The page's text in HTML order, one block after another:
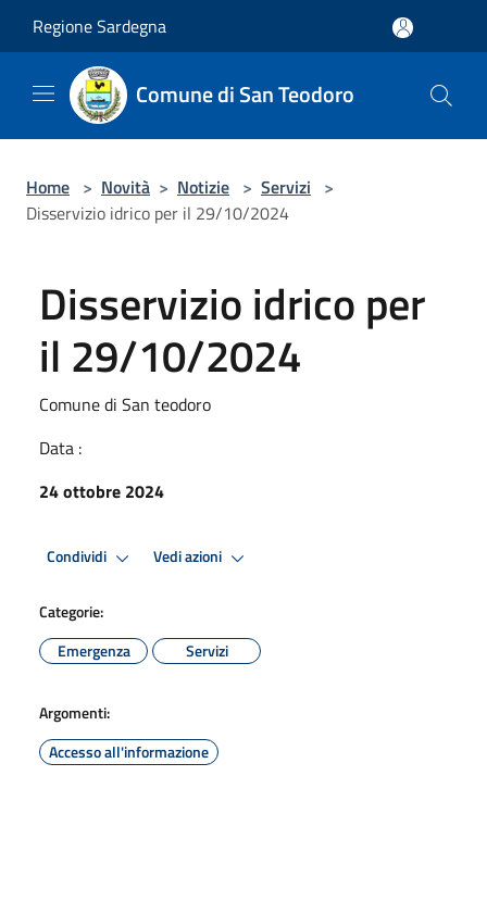
Regione Sardegna
Comune di San Teodoro
Home > Novità > Notizie > Servizi >
Disservizio idrico per il 29/10/2024
Disservizio idrico per
il 29/10/2024
Comune di San teodoro
Data :
24 ottobre 2024
Condividi Vedi azioni
Categorie:
Emergenza
Servizi
Argomenti:
Accesso all'informazione